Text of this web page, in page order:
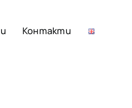
Контакти